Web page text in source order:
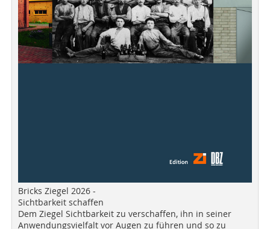
Bricks Ziegel 2026 -
Sichtbarkeit schaffen
Dem Ziegel Sichtbarkeit zu verschaffen, ihn in seiner
Anwendungsvielfalt vor Augen zu führen und so zu